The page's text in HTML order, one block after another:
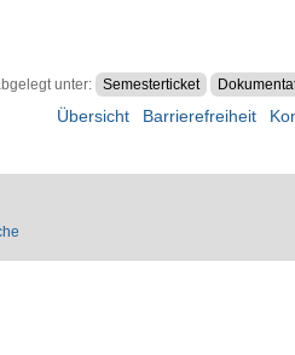
unter: Semesterticket
Übersicht Barrierefreiheit